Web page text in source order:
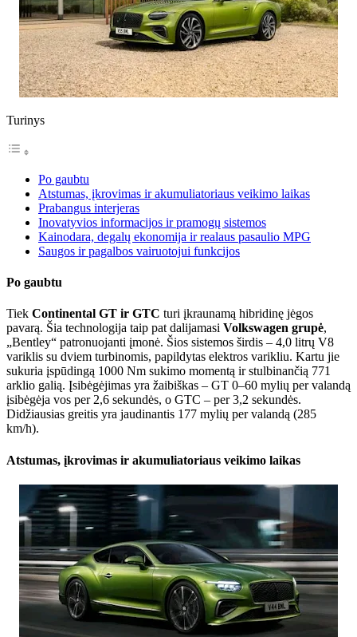
Turinys
Po gaubtu
Atstumas, įkrovimas ir akumuliatoriaus veikimo laikas
Prabangus interjeras
Inovatyvios informacijos ir pramogų sistemos
Kainodara, degalų ekonomija ir realaus pasaulio MPG
Saugos ir pagalbos vairuotojui funkcijos
Po gaubtu
Tiek Continental GT ir GTC turi įkraunamą hibridinę jėgos
pavarą. Šia technologija taip pat dalijamasi Volkswagen grupė,
„Bentley“ patronuojanti įmonė. Šios sistemos širdis – 4,0 litrų V8
variklis su dviem turbinomis, papildytas elektros varikliu. Kartu jie
sukuria įspūdingą 1000 Nm sukimo momentą ir stulbinančią 771
arklio galią. Įsibėgėjimas yra žaibiškas – GT 0–60 mylių per valandą
įsibėgėja vos per 2,6 sekundės, o GTC – per 3,2 sekundės.
Didžiausias greitis yra jaudinantis 177 mylių per valandą (285
km/h).
Atstumas, įkrovimas ir akumuliatoriaus veikimo laikas